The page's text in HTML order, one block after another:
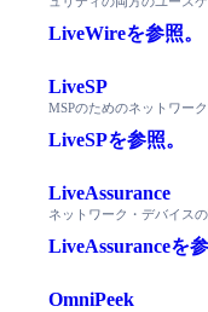
LiveWireを参照。
LiveSP
MSPのためのネットワー
LiveSPを参照。
LiveAssurance
ネットワーク・デバイス
LiveAssuranceを参
OmniPeek